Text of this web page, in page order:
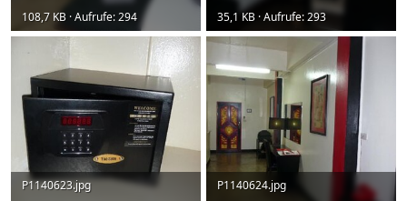
108,7 KB · Aufrufe: 294
35,1 KB · Aufrufe: 293
P1140623.jpg
P1140624.jpg